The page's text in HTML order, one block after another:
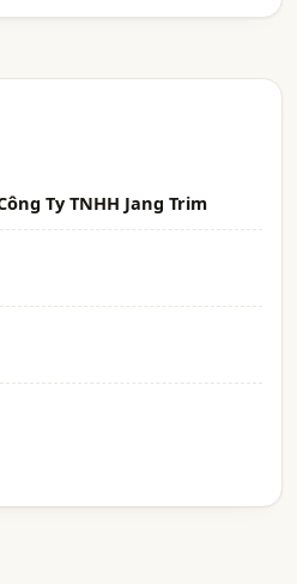
Ty TNHH Jang Trim